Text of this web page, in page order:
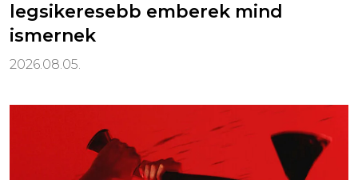
legsikeresebb emberek mind
ismernek
2026.08.05.